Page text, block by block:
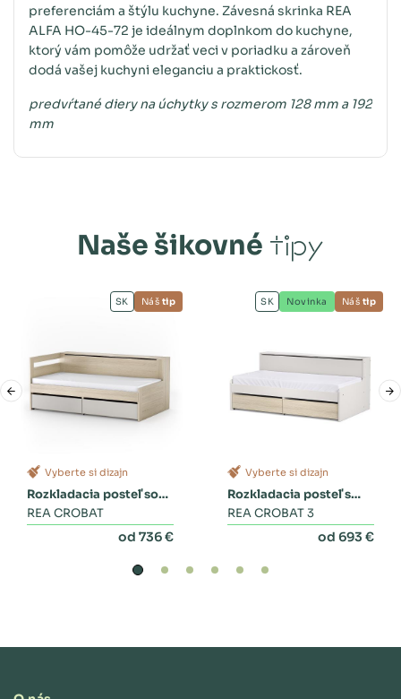
preferenciám a štýlu kuchyne. Závesná skrinka REA
ALFA HO-45-72 je ideálnym doplnkom do kuchyne,
ktorý vám pomôže udržať veci v poriadku a zároveň
dodá vašej kuchyni eleganciu a praktickosť.
predvŕtané diery na úchytky s rozmerom 128 mm a 192
mm
Naše šikovné tipy
Vyberte si dizajn
Rozkladacia posteľ so
zásuvkami
REA CROBAT
od 736 €
SK Náš tip
Vyberte si dizajn
Rozkladacia posteľ s
dvoma zásuvkami a
REA CROBAT 3
od 693 €
SK Novinka Náš tip